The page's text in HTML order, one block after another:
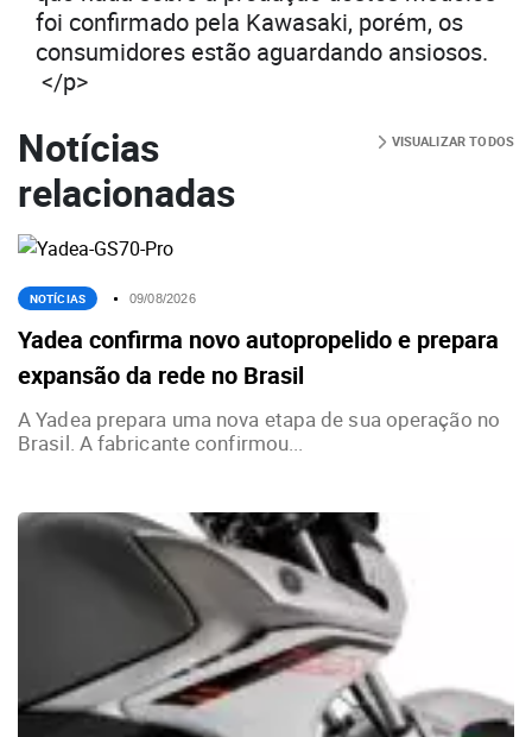
foi confirmado pela Kawasaki, porém, os
consumidores estão aguardando ansiosos.
</p>
Notícias
relacionadas
VISUALIZAR TODOS
NOTÍCIAS 09/08/2026
Yadea confirma novo autopropelido e prepara
expansão da rede no Brasil
A Yadea prepara uma nova etapa de sua operação no
Brasil. A fabricante confirmou...